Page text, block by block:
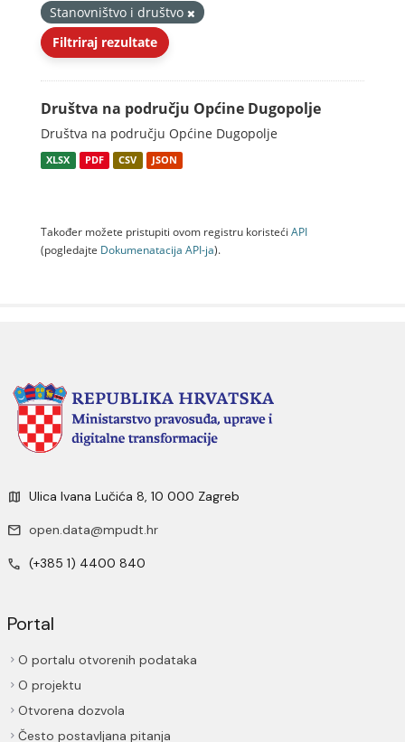
Stanovništvo i društvo
Filtriraj rezultate
Društva na području Općine Dugopolje
Društva na području Općine Dugopolje
XLSX PDF CSV JSON
Također možete pristupiti ovom registru koristeći API
(pogledajte Dokumenаtаcijа API-jа).